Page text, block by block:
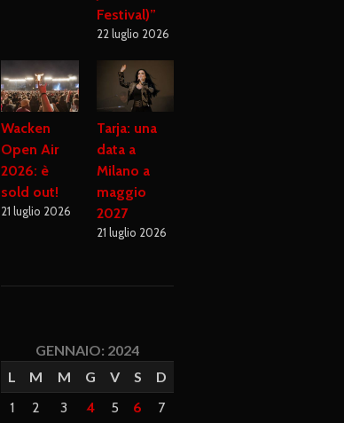
Festival)”
22 luglio 2026
Wacken
Open Air
2026: è
sold out!
21 luglio 2026
Tarja: una
data a
Milano a
maggio
2027
21 luglio 2026
GENNAIO: 2024
L
M M G V S
D
1
2 3 4 5 6
7